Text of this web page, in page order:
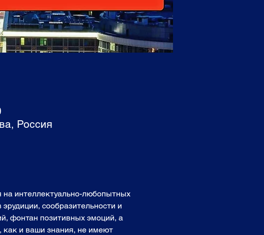
Россия
на интеллектуально-любопытных
сообразительности и
фонтан позитивных эмоций, а
как и ваши знания, не имеют